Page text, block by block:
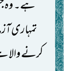
ہے۔ وہ
تمہاری
کرنے والا